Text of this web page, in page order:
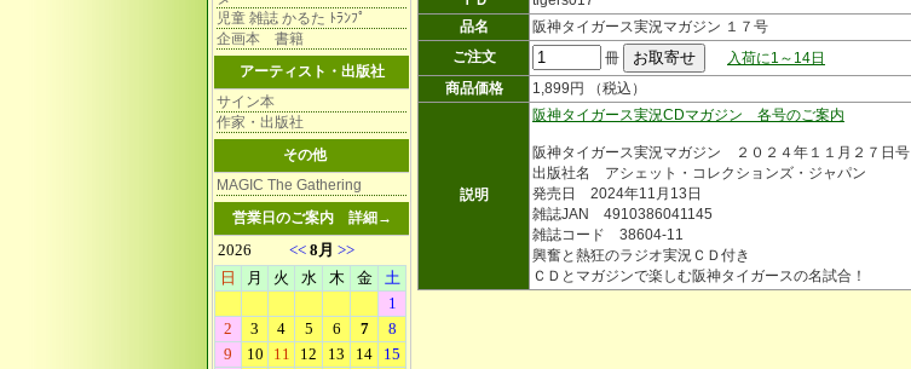
児童 雑誌 かるた ﾄﾗﾝﾌﾟ
企画本 書籍
アーティスト・出版社
サイン本
作家・出版社
その他
MAGIC The Gathering
営業日のご案内 詳細→
品名
阪神タイガース実況マガジン １７号
ご注文
冊
入荷に1～14日
商品価格
1,899円 （税込）
説明
阪神タイガース実況CDマガジン 各号のご案内
阪神タイガース実況マガジン ２０２４年１１月２７日号
出版社名 アシェット・コレクションズ・ジャパン
発売日 2024年11月13日
雑誌JAN 4910386041145
雑誌コード 38604-11
興奮と熱狂のラジオ実況ＣＤ付き
ＣＤとマガジンで楽しむ阪神タイガースの名試合！